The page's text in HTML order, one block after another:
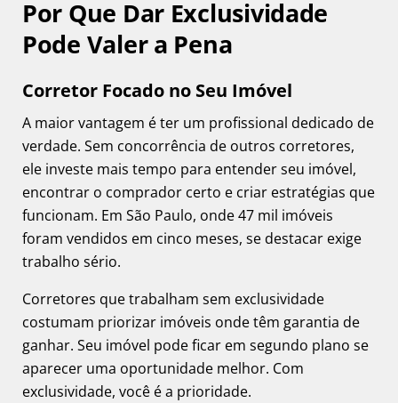
Por Que Dar Exclusividade
Pode Valer a Pena
Corretor Focado no Seu Imóvel
A maior vantagem é ter um profissional dedicado de
verdade. Sem concorrência de outros corretores,
ele investe mais tempo para entender seu imóvel,
encontrar o comprador certo e criar estratégias que
funcionam. Em São Paulo, onde 47 mil imóveis
foram vendidos em cinco meses, se destacar exige
trabalho sério.
Corretores que trabalham sem exclusividade
costumam priorizar imóveis onde têm garantia de
ganhar. Seu imóvel pode ficar em segundo plano se
aparecer uma oportunidade melhor. Com
exclusividade, você é a prioridade.